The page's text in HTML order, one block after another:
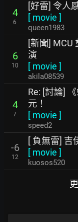
4
6
[好雷] 令人
[ movie ]
queen1983
6
10
[新聞] MCU
演
[ movie ]
akila08539
4
7
Re: [討論]
元！
[ movie ]
speed2
-6
12
[ 負無雷] 吉
[ movie ]
kuosos520